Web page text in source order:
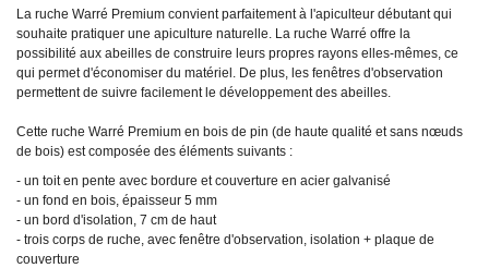
La ruche Warré Premium convient parfaitement à l'apiculteur débutant qui
souhaite pratiquer une apiculture naturelle. La ruche Warré offre la
possibilité aux abeilles de construire leurs propres rayons elles-mêmes, ce
qui permet d'économiser du matériel. De plus, les fenêtres d'observation
permettent de suivre facilement le développement des abeilles.
Cette ruche Warré Premium en bois de pin (de haute qualité et sans nœuds
de bois) est composée des éléments suivants :
- un toit en pente avec bordure et couverture en acier galvanisé
- un fond en bois, épaisseur 5 mm
- un bord d'isolation, 7 cm de haut
- trois corps de ruche, avec fenêtre d'observation, isolation + plaque de
couverture